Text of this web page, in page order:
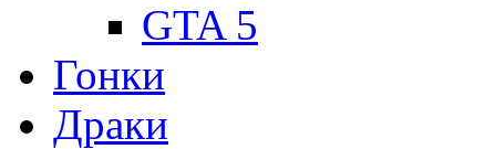
GTA 5
Гонки
Драки